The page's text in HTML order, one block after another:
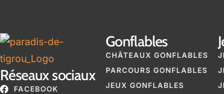
Réseaux sociaux
FACEBOOK
Gonflables
CHÂTEAUX GONFLABLES
PARCOURS GONFLABLES
JEUX GONFLABLES